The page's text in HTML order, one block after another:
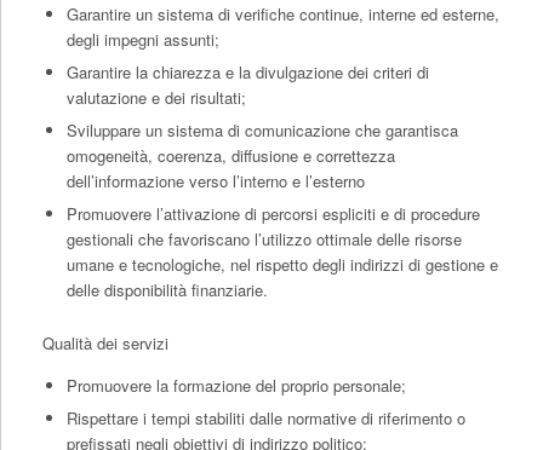
Garantire un sistema di verifiche continue, interne ed esterne,
degli impegni assunti;
Garantire la chiarezza e la divulgazione dei criteri di
valutazione e dei risultati;
Sviluppare un sistema di comunicazione che garantisca
omogeneità, coerenza, diffusione e correttezza
dell’informazione verso l’interno e l’esterno
Promuovere l’attivazione di percorsi espliciti e di procedure
gestionali che favoriscano l’utilizzo ottimale delle risorse
umane e tecnologiche, nel rispetto degli indirizzi di gestione e
delle disponibilità finanziarie.
Qualità dei servizi
Promuovere la formazione del proprio personale;
Rispettare i tempi stabiliti dalle normative di riferimento o
prefissati negli obiettivi di indirizzo politico;